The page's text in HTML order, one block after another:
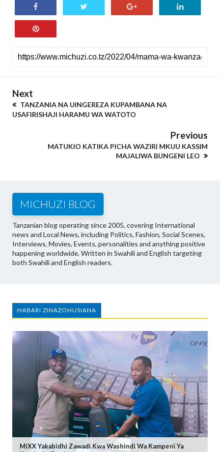
Next
TANZANIA NA UINGEREZA KUPAMBANA NA
USAFIRISHAJI HARAMU WA WATOTO
Previous
MATUKIO KATIKA PICHA WAZIRI MKUU KASSIM
MAJALIWA BUNGENI LEO
MICHUZI BLOG
Tanzanian blog operating since 2005, covering International
news and Local News, including Politics, Fashion, Social Scenes,
Interviews, Movies, Events, personalities and anything positive
happening worldwide. Written in Swahili and English targeting
both Swahili and English readers.
HABARI ZINAZOHUSIANA
MiXX Yakabidhi Zawadi Kwa Washindi Wa Kampeni Ya